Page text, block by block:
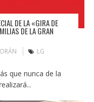
DE LA «GIRA DE
DE LA GRAN
LG
que nunca de la